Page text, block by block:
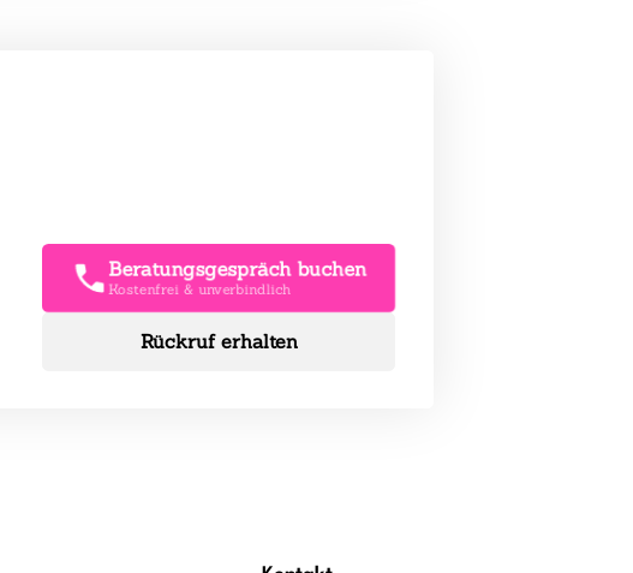
Beratungsgespräch buchen
Kostenfrei & unverbindlich
Rückruf erhalten